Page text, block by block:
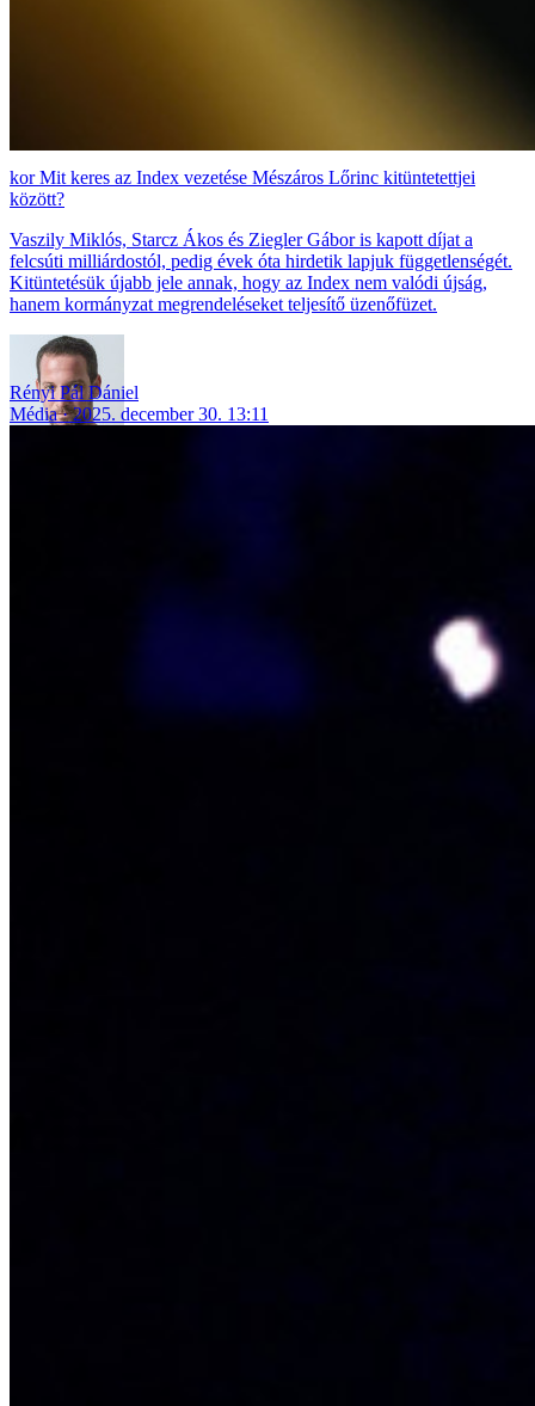
Mit keres az Index vezetése Mészáros Lőrinc kitüntetettjei
között?
Vaszily Miklós, Starcz Ákos és Ziegler Gábor is kapott díjat a
felcsúti milliárdostól, pedig évek óta hirdetik lapjuk függetlenségét.
Kitüntetésük újabb jele annak, hogy az Index nem valódi újság,
hanem kormányzat megrendeléseket teljesítő üzenőfüzet.
Rényi Pál Dániel
Média
2025. december 30. 13:11